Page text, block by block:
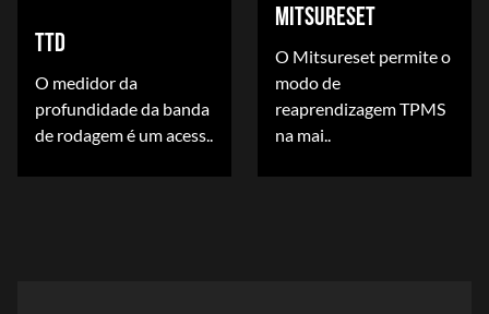
TTD
O medidor da
profundidade da banda
de rodagem é um acess..
MITSURESET
O Mitsureset permite o
modo de
reaprendizagem TPMS
na mai..